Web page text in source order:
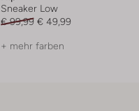
Sneaker Low
€ 99,99 € 49,99
+ mehr farben